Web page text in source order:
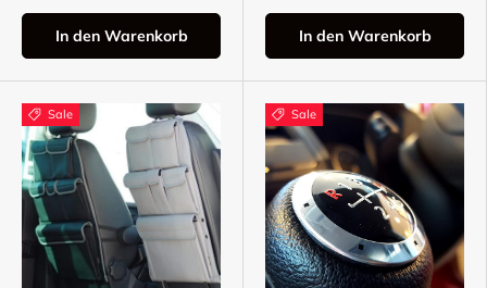
In den Warenkorb In den Warenkorb
Sale Sale